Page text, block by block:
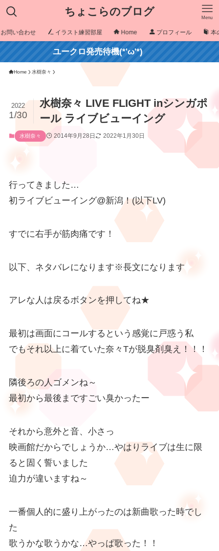
ちょこらのブログ Menu
問い合わせ イラスト練習部屋 Home プロフィール 本
ユークロ発売待機(*'ω'*)
Home 水樹奈々
水樹奈々 LIVE FLIGHT inシンガポ
ール ライブビューイング
2022
1/30
水樹奈々 2014年9月28日 2022年1月30日
行ってきました…
初ライブビューイング@新潟！(以下LV)
すでに右手が筋肉痛です！
以下、ネタバレになります※長文になります
アレな人は戻るボタンを押してね★
最初は画面にコールするという感覚に戸惑う私
でもそれ以上に着ていた奈々Tが脱臭剤臭え！！！
隣後ろの人ゴメンね～
最初から最後まですごい臭かったー
それから意外と音、小さっ
映画館だからでしょうか…やはりライブは生に限
ると固く誓いました
迫力が違いますね～
一番個人的に盛り上がったのは新曲歌った時でし
た
歌うかな歌うかな…やっぱ歌った！！